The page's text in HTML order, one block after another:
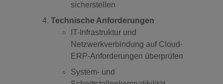
sicherstellen
Technische Anforderungen
IT-Infrastruktur und
Netzwerkverbindung auf Cloud-
ERP-Anforderungen überprüfen
System- und